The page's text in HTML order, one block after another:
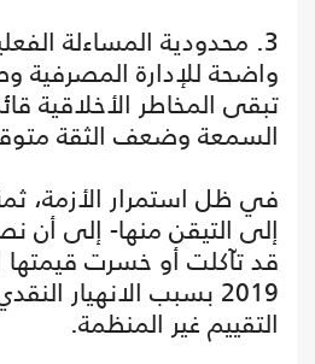
3. محدودية المساءلة
واضحة للإدارة المصرفية
تبقى المخاطر الأخلاقية
السمعة وضعف الثقة
في ظل استمرار الأزمة،
إلى التيقن منها- إلى أن
قد تآكلت أو خسرت قيمتها
2019 بسبب الانهيار
التقييم غير المنظمة.